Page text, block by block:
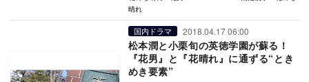
晴れ
国内ドラマ 2018.04.17 06:00
松本潤と小栗旬の英徳学園が蘇る！
『花男』と『花晴れ』に通ずる“とき
めき要素”